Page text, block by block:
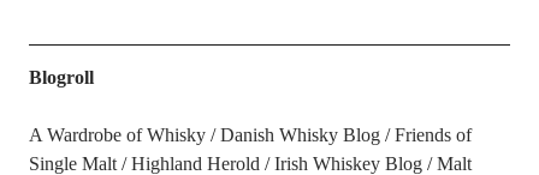
Blogroll
A Wardrobe of Whisky Danish Whisky Blog
Friends of
Single Malt
Highland Herold Irish Whiskey Blog
Malt